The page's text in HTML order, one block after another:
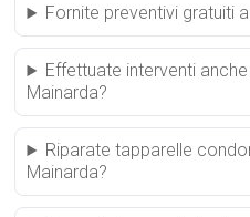
Fornite preventivi gratuiti
Effettuate interventi
Mainarda?
Riparate tapparelle
Mainarda?